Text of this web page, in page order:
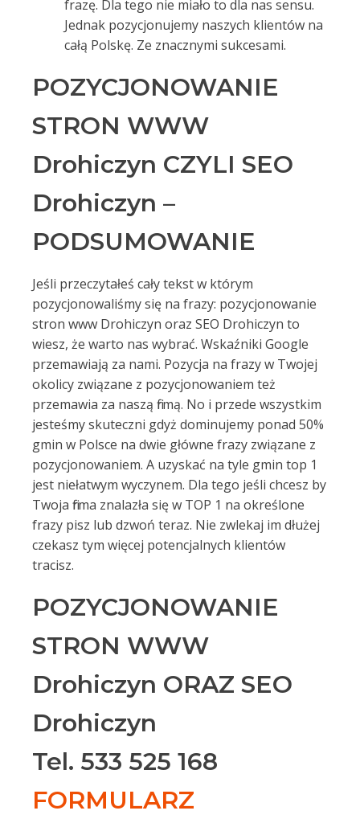
frazę. Dla tego nie miało to dla nas sensu.
Jednak pozycjonujemy naszych klientów na
całą Polskę. Ze znacznymi sukcesami.
POZYCJONOWANIE
STRON WWW
Drohiczyn CZYLI SEO
Drohiczyn –
PODSUMOWANIE
Jeśli przeczytałeś cały tekst w którym
pozycjonowaliśmy się na frazy: pozycjonowanie
stron www Drohiczyn oraz SEO Drohiczyn to
wiesz, że warto nas wybrać. Wskaźniki Google
przemawiają za nami. Pozycja na frazy w Twojej
okolicy związane z pozycjonowaniem też
przemawia za naszą firmą. No i przede wszystkim
jesteśmy skuteczni gdyż dominujemy ponad 50%
gmin w Polsce na dwie główne frazy związane z
pozycjonowaniem. A uzyskać na tyle gmin top 1
jest niełatwym wyczynem. Dla tego jeśli chcesz by
Twoja firma znalazła się w TOP 1 na określone
frazy pisz lub dzwoń teraz. Nie zwlekaj im dłużej
czekasz tym więcej potencjalnych klientów
tracisz.
POZYCJONOWANIE
STRON WWW
Drohiczyn ORAZ SEO
Drohiczyn
Tel. 533 525 168
FORMULARZ